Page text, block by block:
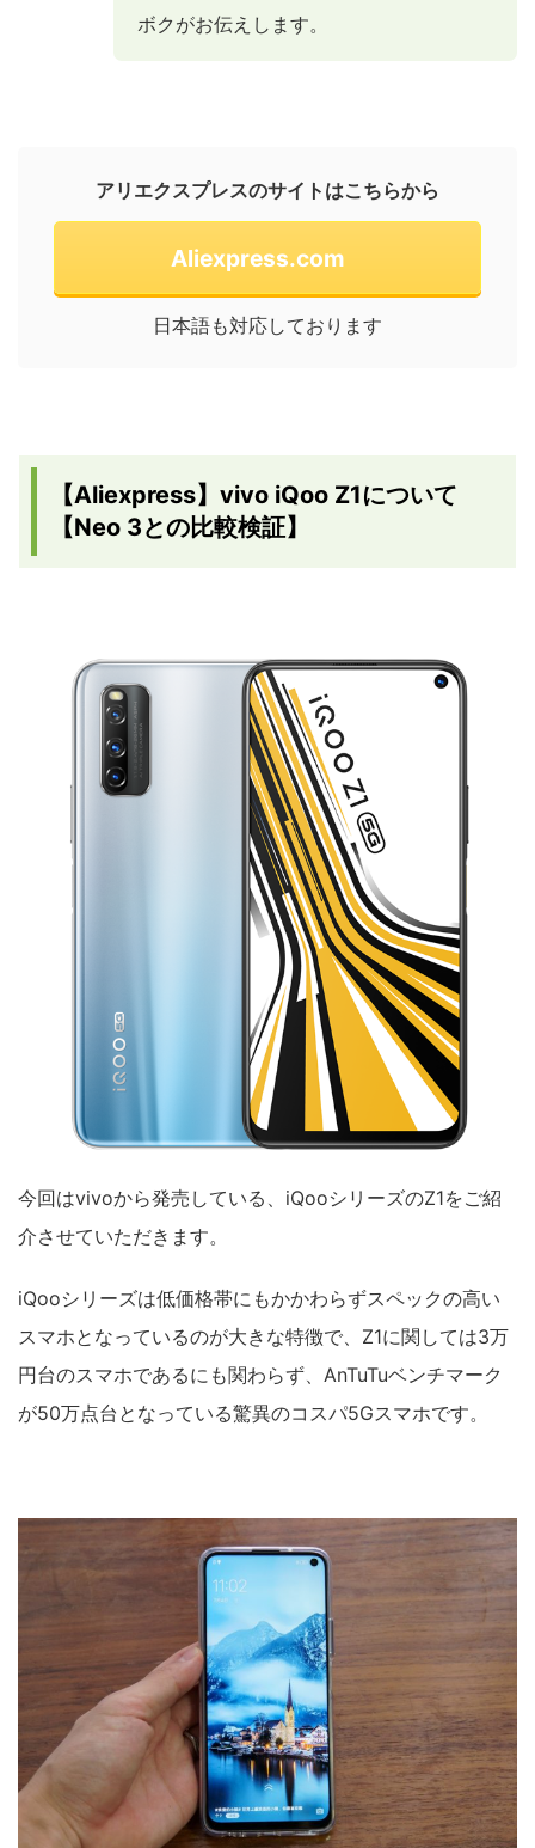
ボクがお伝えします。
アリエクスプレスのサイトはこちらから
Aliexpress.com
日本語も対応しております
【Aliexpress】vivo iQoo Z1について
【Neo 3との比較検証】
今回はvivoから発売している、iQooシリーズのZ1をご紹
介させていただきます。
iQooシリーズは低価格帯にもかかわらずスペックの高い
スマホとなっているのが大きな特徴で、Z1に関しては3万
円台のスマホであるにも関わらず、AnTuTuベンチマーク
が50万点台となっている驚異のコスパ5Gスマホです。